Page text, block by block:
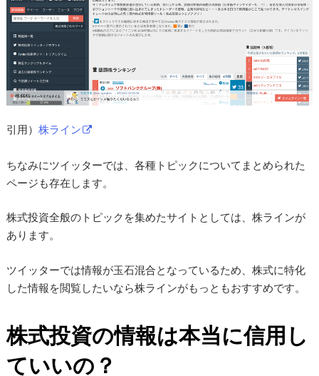
引用） 株ライン
ちなみにツイッターでは、各種トピックについてまとめられた
ページも存在します。
株式投資全般のトピックを集めたサイトとしては、株ラインが
あります。
ツイッターでは情報が玉石混合となっているため、株式に特化
した情報を閲覧したいなら株ラインがもっともおすすめです。
株式投資の情報は本当に信用し
ていいの？